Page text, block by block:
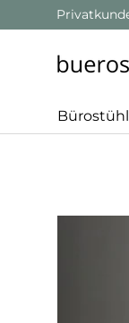
Direkt